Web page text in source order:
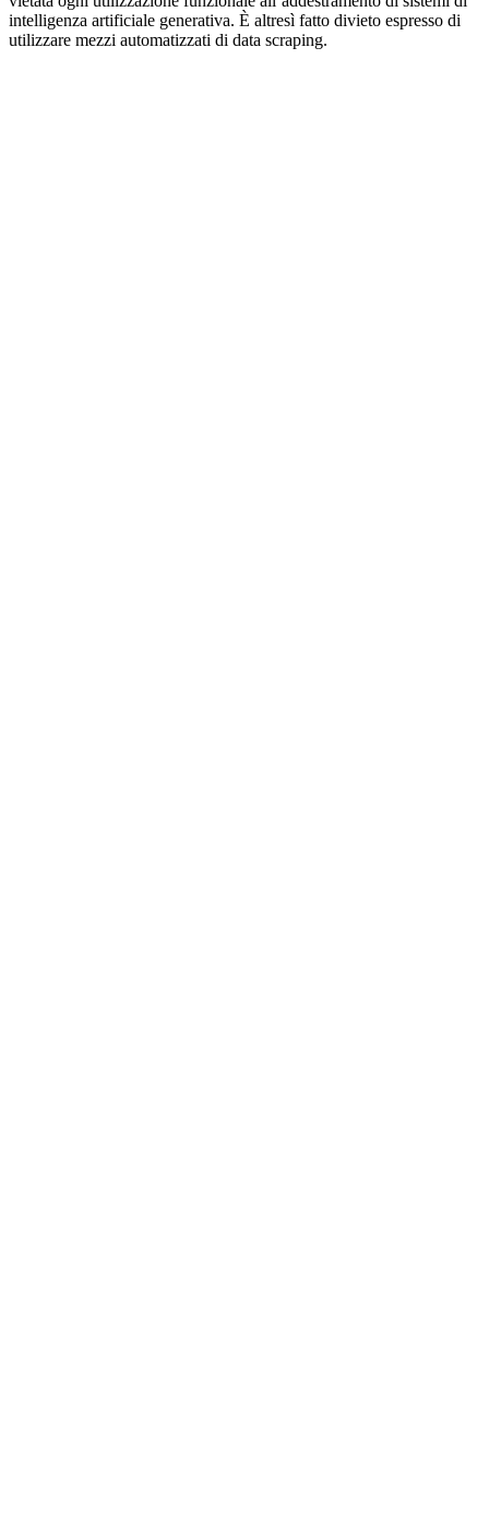
intelligenza artificiale generativa. È altresì fatto divieto espresso di
utilizzare mezzi automatizzati di data scraping.